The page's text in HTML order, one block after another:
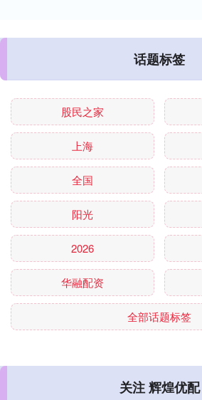
话题标签
股民之家
上海
全国
阳光
2026
华融配资
全部话题标签
关注 辉煌优配